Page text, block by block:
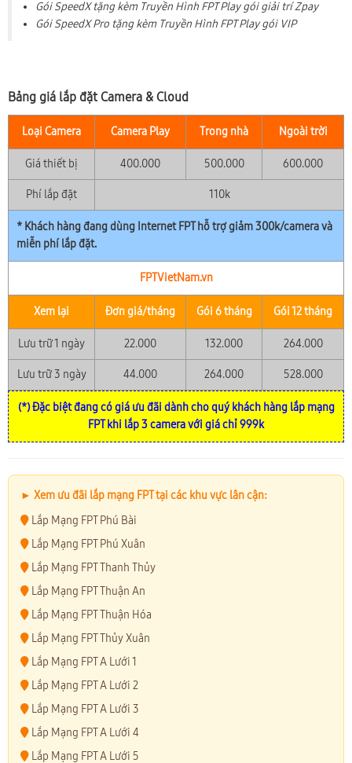
Gói SpeedX tặng kèm Truyền Hình FPT Play gói giải trí Zpay
Gói SpeedX Pro tặng kèm Truyền Hình FPT Play gói VIP
Bảng giá lắp đặt Camera & Cloud
Loại Camera Camera Play Trong nhà Ngoài trời
Giá thiết bị 400.000 500.000 600.000
Phí lắp đặt 110k
* Khách hàng đang dùng Internet FPT hỗ trợ giảm 300k/camera và
miễn phí lắp đặt.
FPTVietNam.vn
Xem lại Đơn giá/tháng Gói 6 tháng Gói 12 tháng
Lưu trữ 1 ngày 22.000 132.000 264.000
Lưu trữ 3 ngày 44.000 264.000 528.000
(*) Đặc biệt đang có giá ưu đãi dành cho quý khách hàng lắp mạng
FPT khi lắp 3 camera với giá chỉ 999k
► Xem ưu đãi lắp mạng FPT tại các khu vực lân cận:
Lắp Mạng FPT Phú Bài
Lắp Mạng FPT Phú Xuân
Lắp Mạng FPT Thanh Thủy
Lắp Mạng FPT Thuận An
Lắp Mạng FPT Thuận Hóa
Lắp Mạng FPT Thủy Xuân
Lắp Mạng FPT A Lưới 1
Lắp Mạng FPT A Lưới 2
Lắp Mạng FPT A Lưới 3
Lắp Mạng FPT A Lưới 4
Lắp Mạng FPT A Lưới 5